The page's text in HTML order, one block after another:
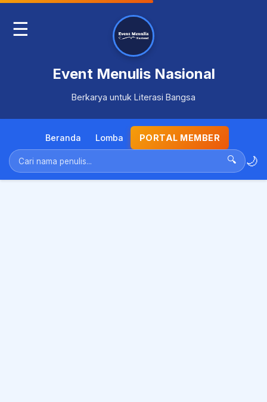
☰
Event Menulis Nasional
Berkarya untuk Literasi Bangsa
Beranda Lomba PORTAL MEMBER
🔍 🌙